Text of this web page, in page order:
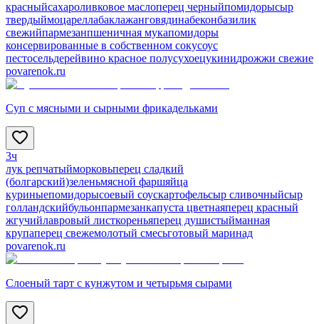
красныйсахароливковое маслоперец черныйпомидорысыр
твердыймоцареллабаклажанговядинабеконбазилик
свежийпармезанпшеничная мукапомидоры
консервированные в собственном сокусоус
пестосельдерейвино красное полусухоецукинидрожжи свежие
povarenok.ru
Суп с мясными и сырными фрикадельками
3ч
лук репчатыйморковьперец сладкий
(болгарский)зеленьмясной фаршяйца
куриныепомидорысоевый соускартофельсыр сливочныйсыр
голландскийбульонпармезанкапуста цветнаяперец красный
жгучийлавровый листкореньяперец душистыйманная
крупаперец свежемолотый смесьготовый маринад
povarenok.ru
Слоеный тарт с кунжутом и четырьмя сырами